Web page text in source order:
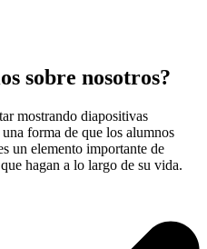
sobre nosotros?
mostrando diapositivas
forma de que los alumnos
un elemento importante de
hagan a lo largo de su vida.